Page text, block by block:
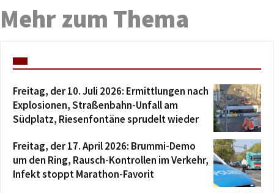
Mehr zum Thema
Freitag, der 10. Juli 2026: Ermittlungen nach
Explosionen, Straßenbahn-Unfall am
Südplatz, Riesenfontäne sprudelt wieder
Freitag, der 17. April 2026: Brummi-Demo
um den Ring, Rausch-Kontrollen im Verkehr,
Infekt stoppt Marathon-Favorit